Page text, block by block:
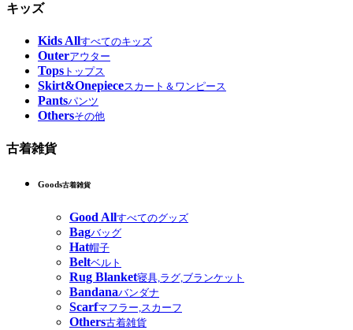
キッズ
Kids Allすべてのキッズ
Outerアウター
Tops トップス
Skirt&Onepieceスカート＆ワンピース
Pantsパンツ
Othersその他
古着雑貨
Goods古着雑貨
Good Allすべてのグッズ
Bagバッグ
Hat帽子
Beltベルト
Rug Blanket寝具,ラグ,ブランケット
Bandanaバンダナ
Scarfマフラー,スカーフ
Others古着雑貨